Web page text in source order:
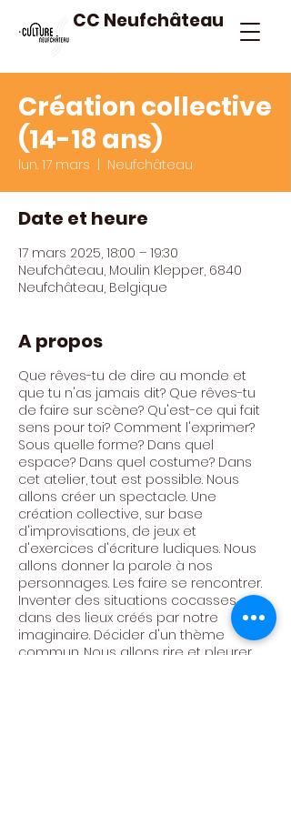
CC Neufchâteau
Création collective
(14-18 ans)
lun. 17 mars Neufchâteau
Date et heure
17 mars 2025, 18:00 – 19:30
Neufchâteau, Moulin Klepper, 6840
Neufchâteau, Belgique
A propos
Que rêves-tu de dire au monde et
que tu n'as jamais dit? Que rêves-tu
de faire sur scène? Qu'est-ce qui fait
sens pour toi? Comment l'exprimer?
Sous quelle forme? Dans quel
espace? Dans quel costume? Dans
cet atelier, tout est possible. Nous
allons créer un spectacle. Une
création collective, sur base
d'improvisations, de jeux et
d'exercices d'écriture ludiques. Nous
allons donner la parole à nos
personnages. Les faire se rencontrer.
Inventer des situations cocasses,
dans des lieux créés par notre
imaginaire. Décider d'un thème
commun. Nous allons rire et pleurer.